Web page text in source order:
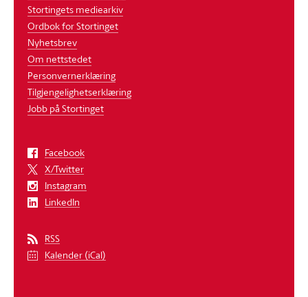
Stortingets mediearkiv
Ordbok for Stortinget
Nyhetsbrev
Om nettstedet
Personvernerklæring
Tilgjengelighetserklæring
Jobb på Stortinget
Facebook
X/Twitter
Instagram
LinkedIn
RSS
Kalender (iCal)